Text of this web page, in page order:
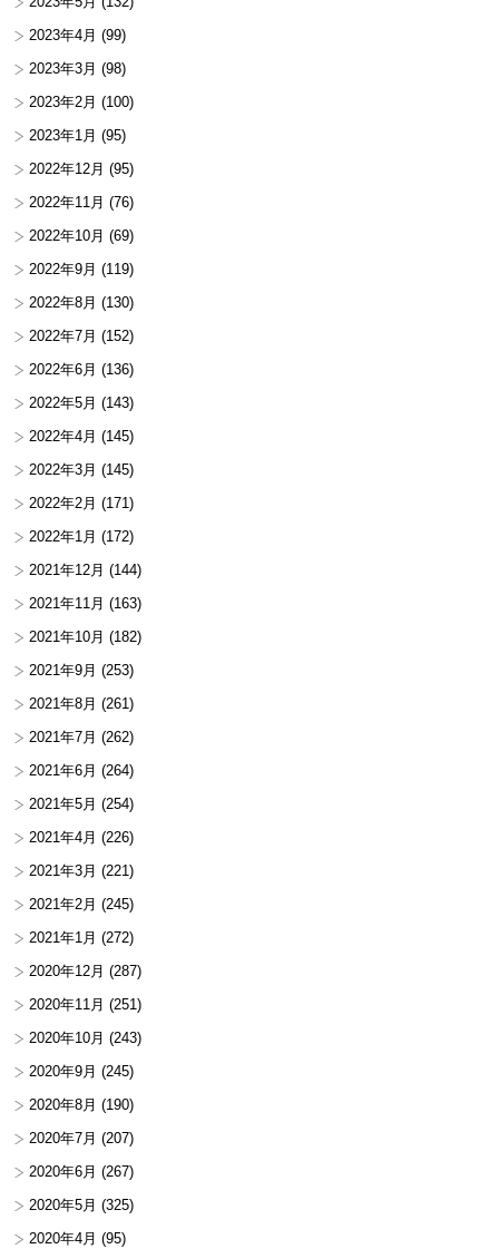
2023年4月 (99)
2023年3月 (98)
2023年2月 (100)
2023年1月 (95)
2022年12月 (95)
2022年11月 (76)
2022年10月 (69)
2022年9月 (119)
2022年8月 (130)
2022年7月 (152)
2022年6月 (136)
2022年5月 (143)
2022年4月 (145)
2022年3月 (145)
2022年2月 (171)
2022年1月 (172)
2021年12月 (144)
2021年11月 (163)
2021年10月 (182)
2021年9月 (253)
2021年8月 (261)
2021年7月 (262)
2021年6月 (264)
2021年5月 (254)
2021年4月 (226)
2021年3月 (221)
2021年2月 (245)
2021年1月 (272)
2020年12月 (287)
2020年11月 (251)
2020年10月 (243)
2020年9月 (245)
2020年8月 (190)
2020年7月 (207)
2020年6月 (267)
2020年5月 (325)
2020年4月 (95)